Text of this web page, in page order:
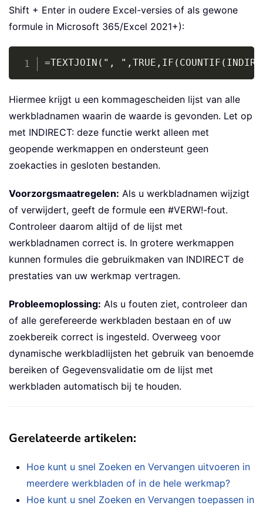
Shift + Enter in oudere Excel-versies of als gewone
formule in Microsoft 365/Excel 2021+):
=TEXTJOIN(", Copy
Hiermee krijgt u een kommagescheiden lijst van alle
werkbladnamen waarin de waarde is gevonden. Let op
met INDIRECT: deze functie werkt alleen met
geopende werkmappen en ondersteunt geen
zoekacties in gesloten bestanden.
Voorzorgsmaatregelen: Als u werkbladnamen wijzigt
of verwijdert, geeft de formule een #VERW!-fout.
Controleer daarom altijd of de lijst met
werkbladnamen correct is. In grotere werkmappen
kunnen formules die gebruikmaken van INDIRECT de
prestaties van uw werkmap vertragen.
Probleemoplossing: Als u fouten ziet, controleer dan
of alle gerefereerde werkbladen bestaan en of uw
zoekbereik correct is ingesteld. Overweeg voor
dynamische werkbladlijsten het gebruik van benoemde
bereiken of Gegevensvalidatie om de lijst met
werkbladen automatisch bij te houden.
Gerelateerde artikelen:
Hoe kunt u snel Zoeken en Vervangen uitvoeren in
meerdere werkbladen of in de hele werkmap?
Hoe kunt u snel Zoeken en Vervangen toepassen in